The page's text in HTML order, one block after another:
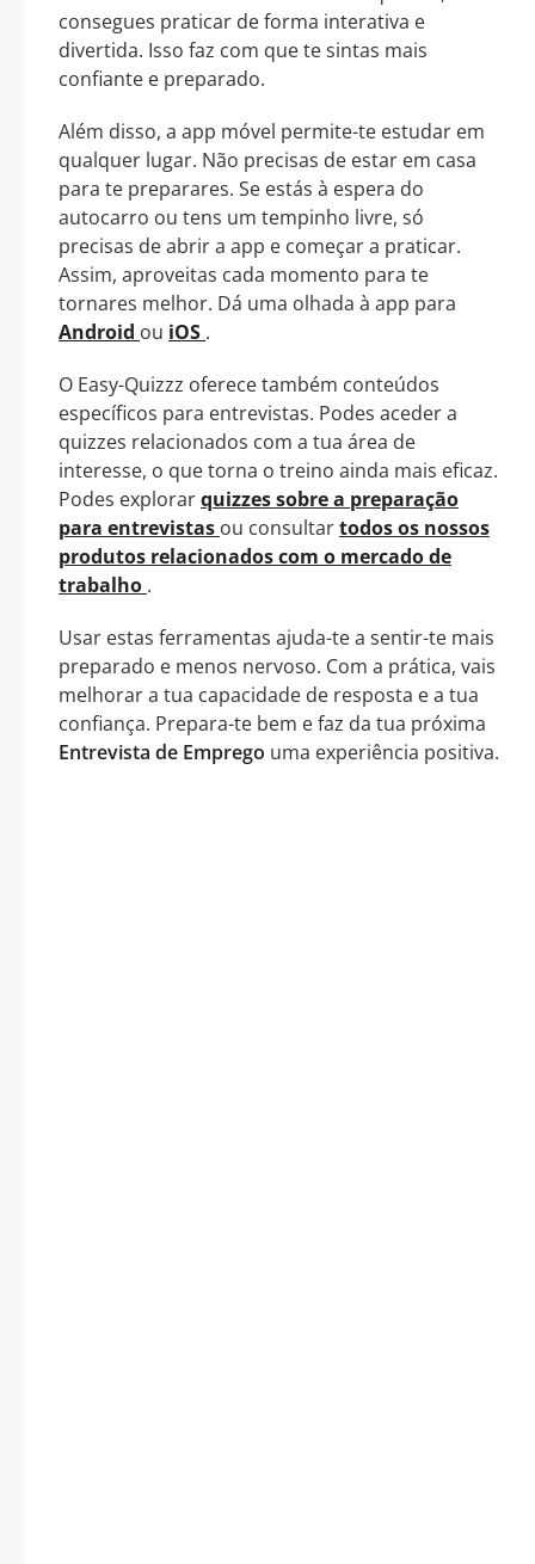
consegues praticar de forma interativa e
divertida. Isso faz com que te sintas mais
confiante e preparado.
Além disso, a app móvel permite-te estudar em
qualquer lugar. Não precisas de estar em casa
para te preparares. Se estás à espera do
autocarro ou tens um tempinho livre, só
precisas de abrir a app e começar a praticar.
Assim, aproveitas cada momento para te
tornares melhor. Dá uma olhada à app para
Android ou iOS .
O Easy-Quizzz oferece também conteúdos
específicos para entrevistas. Podes aceder a
quizzes relacionados com a tua área de
interesse, o que torna o treino ainda mais eficaz.
Podes explorarquizzes sobre a preparação
para entrevistas ou consultartodos os nossos
produtos relacionados com o mercado de
trabalho .
Usar estas ferramentas ajuda-te a sentir-te mais
preparado e menos nervoso. Com a prática, vais
melhorar a tua capacidade de resposta e a tua
confiança. Prepara-te bem e faz da tua próxima
Entrevista de Emprego uma experiência positiva.